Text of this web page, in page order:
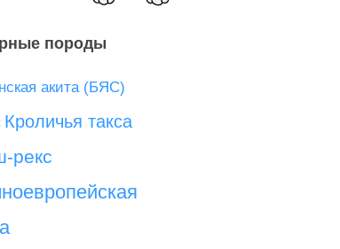
породы
акита (БЯС)
Кроличья такса
рекс